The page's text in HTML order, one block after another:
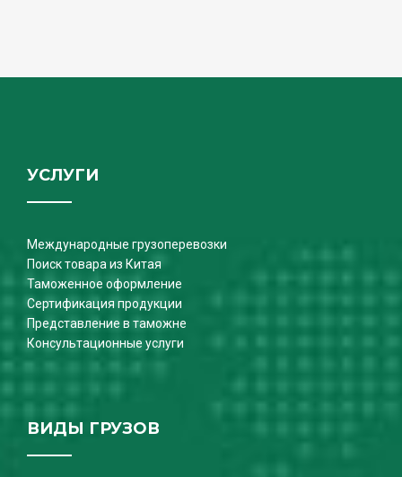
УСЛУГИ
Международные грузоперевозки
Поиск товара из Китая
Таможенное оформление
Сертификация продукции
Представление в таможне
Консультационные услуги
ВИДЫ ГРУЗОВ